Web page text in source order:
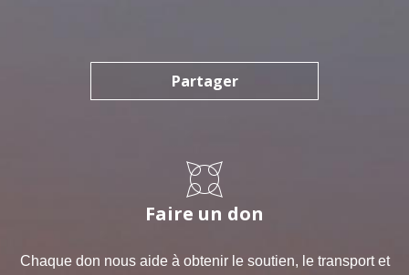
Partager
Faire un don
Chaque don nous aide à obtenir le soutien, le transport et